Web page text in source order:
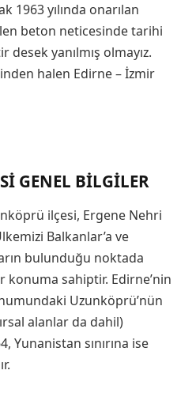
1963 yılında onarılan
beton neticesinde tarihi
yanılmış olmayız.
halen Edirne – İzmir
GENEL BILGILER
ilçesi, Ergene Nehri
Balkanlar’a ve
bulunduğu noktada
sahiptir. Edirne’nin
Uzunköprü’nün
alanlar da dahil)
Yunanistan sınırına ise